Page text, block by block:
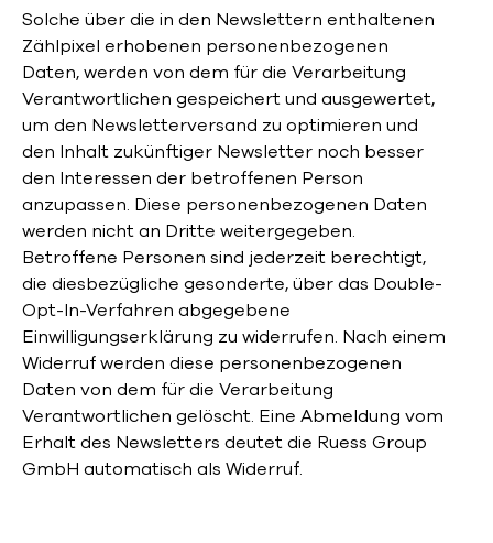
Solche über die in den Newslettern enthaltenen
Zählpixel erhobenen personenbezogenen
Daten, werden von dem für die Verarbeitung
Verantwortlichen gespeichert und ausgewertet,
um den Newsletterversand zu optimieren und
den Inhalt zukünftiger Newsletter noch besser
den Interessen der betroffenen Person
anzupassen. Diese personenbezogenen Daten
werden nicht an Dritte weitergegeben.
Betroffene Personen sind jederzeit berechtigt,
die diesbezügliche gesonderte, über das Double-
Opt-In-Verfahren abgegebene
Einwilligungserklärung zu widerrufen. Nach einem
Widerruf werden diese personenbezogenen
Daten von dem für die Verarbeitung
Verantwortlichen gelöscht. Eine Abmeldung vom
Erhalt des Newsletters deutet die Ruess Group
GmbH automatisch als Widerruf.